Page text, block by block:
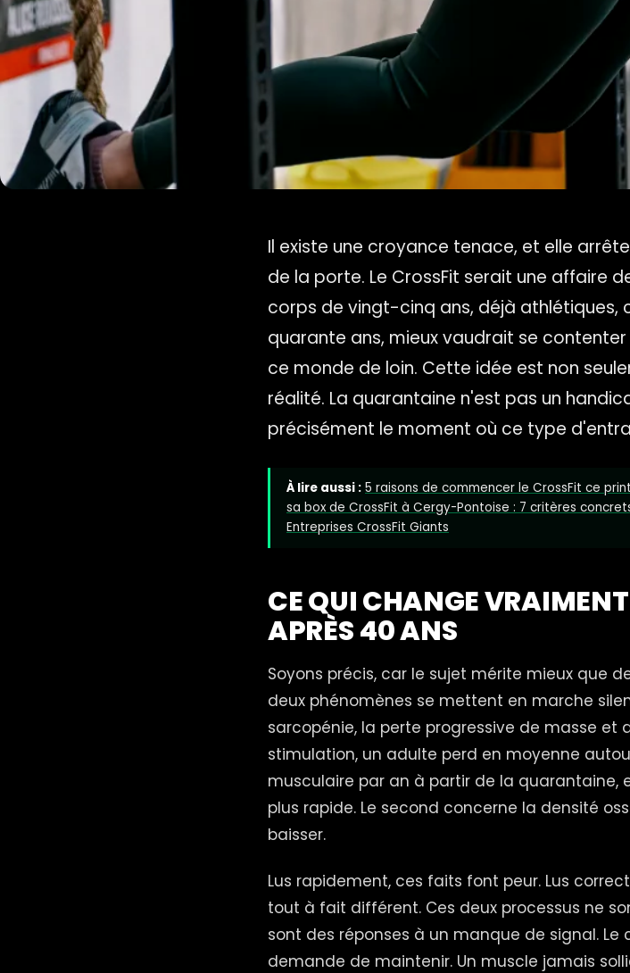
Il existe une croyance tenace, et elle
de la porte. Le CrossFit serait une affaire
corps de vingt-cinq ans, déjà athlétiques,
quarante ans, mieux vaudrait se
ce monde de loin. Cette idée est non
réalité. La quarantaine n'est pas un
précisément le moment où ce type
À lire aussi : 5 raisons de commencer le CrossFit ce
sa box de CrossFit à Cergy-Pontoise : 7 critères
Entreprises CrossFit Giants
CE QUI CHANGE
APRÈS 40 ANS
Soyons précis, car le sujet mérite mieux que
deux phénomènes se mettent en marche
sarcopénie, la perte progressive de masse et
stimulation, un adulte perd en moyenne
musculaire par an à partir de la quarantaine,
plus rapide. Le second concerne la densité
baisser.
Lus rapidement, ces faits font peur. Lus
tout à fait différent. Ces deux processus ne
sont des réponses à un manque de signal.
demande de maintenir. Un muscle jamais